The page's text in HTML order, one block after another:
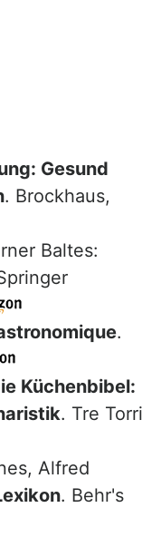
Gesund
. Brockhaus,
Baltes:
.
Küchenbibel:
. Tre Torri
Alfred
. Behr's